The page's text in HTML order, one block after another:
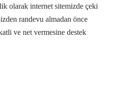
olarak internet sitemizde çeki
randevu almadan önce
ve net vermesine destek